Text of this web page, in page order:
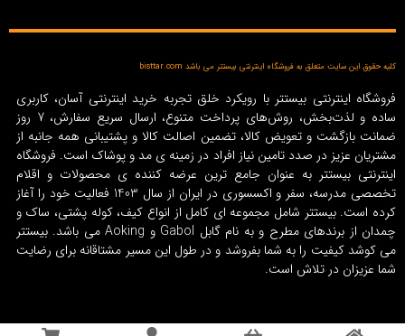
کلیه حقوق این سایت متعلق به فروشگاه اینترنتی بیستتر می باشد bisttar.com
فروشگاه اینترنتی بیستتر با رویکرد خلق تجربه خرید اینترنتی آسان، کاربری
ساده و لذت‌بخش، روش‌های پرداخت متنوع، ارسال سریع سفارش، 7 روز
ضمانت بازگشت و تعویض کالا، تضمین اصالت کالا و پشتیبانی همه جانبه از
مشتریان عزیز در صدد تامین نیاز افراد در زمینه‌ ی مد و پوشاک است. فروشگاه
اینترنتی بیستتر به عنوان جامع ترین عرضه کننده ی محصولات و اقلام
تخصصی مدرسه، سفر و اکسسوری در ایران از سال 1403 فعالیت خود را آغاز
کرده است. بیستتر شامل مجموعه ای کامل از انواع کیف، کوله پشتی، ساک و
چمدان از برندهای مطرح و به نام گابل Gabol و Aoking می باشد. بیستتر
می کوشد کیفیت را به شما بفروشد و در طول این مسیر مشتاقانه برای رضایت
شما عزیزان در تلاش است.